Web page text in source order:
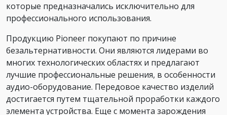
которые предназначались исключительно для
профессионального использования.
Продукцию Pioneer покупают по причине
безальтернативности. Они являются лидерами во
многих технологических областях и предлагают
лучшие профессиональные решения, в особенности
аудио-оборудование. Передовое качество изделий
достигается путем тщательной проработки каждого
элемента устройства. Еще с момента зарождения